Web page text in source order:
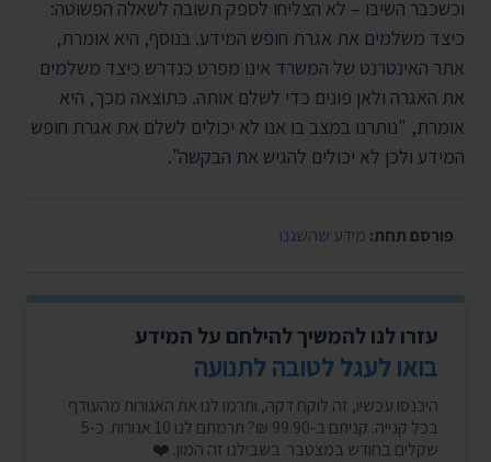
וכשכבר השיבו – לא הצליחו לספק תשובה לשאלה הפשוטה:
כיצד משלמים את אגרת חופש המידע. בנוסף, היא אומרת,
אתר האינטרנט של המשרד אינו מפרט כנדרש כיצד משלמים
את האגרה ולאן פונים כדי לשלם אותה. כתוצאה מכך, היא
אומרת, "נותרנו במצב בו אנו לא יכולים לשלם את אגרת חופש
המידע ולכן לא יכולים להגיש את הבקשה".
פורסם תחת: מידע שהשגנו
עזרו לנו להמשיך להילחם על המידע
בואו לעגל לטובה לתנועה
היכנסו עכשיו, זה לוקח דקה, ותרמו לנו את האגורות מהעודף
בכל קנייה. קניתם ב-99.90 ₪? תרמתם לנו 10 אגורות. כ-5
שקלים בחודש במצטבר. בשבילנו זה המון. ❤️